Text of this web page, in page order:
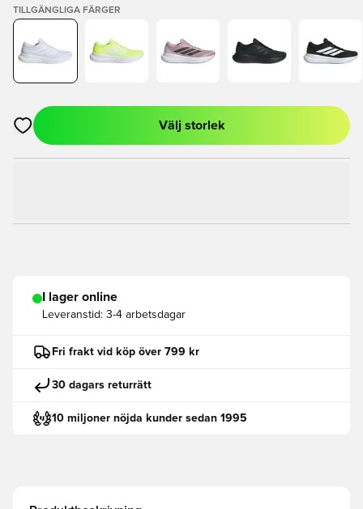
TILLGÄNGLIGA FÄRGER
Öppnar en Modal för att logga in eller registrera dig som
Välj storlek
I lager online
Leveranstid: 3-4 arbetsdagar
Fri frakt vid köp över 799 kr
30 dagars returrätt
10 miljoner nöjda kunder sedan 1995